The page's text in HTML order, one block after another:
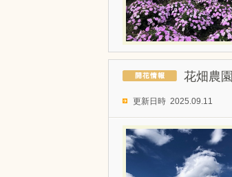
花畑農
更新日時 2025.09.11